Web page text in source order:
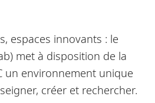
espaces innovants : le
met à disposition de la
un environnement unique
créer et rechercher.